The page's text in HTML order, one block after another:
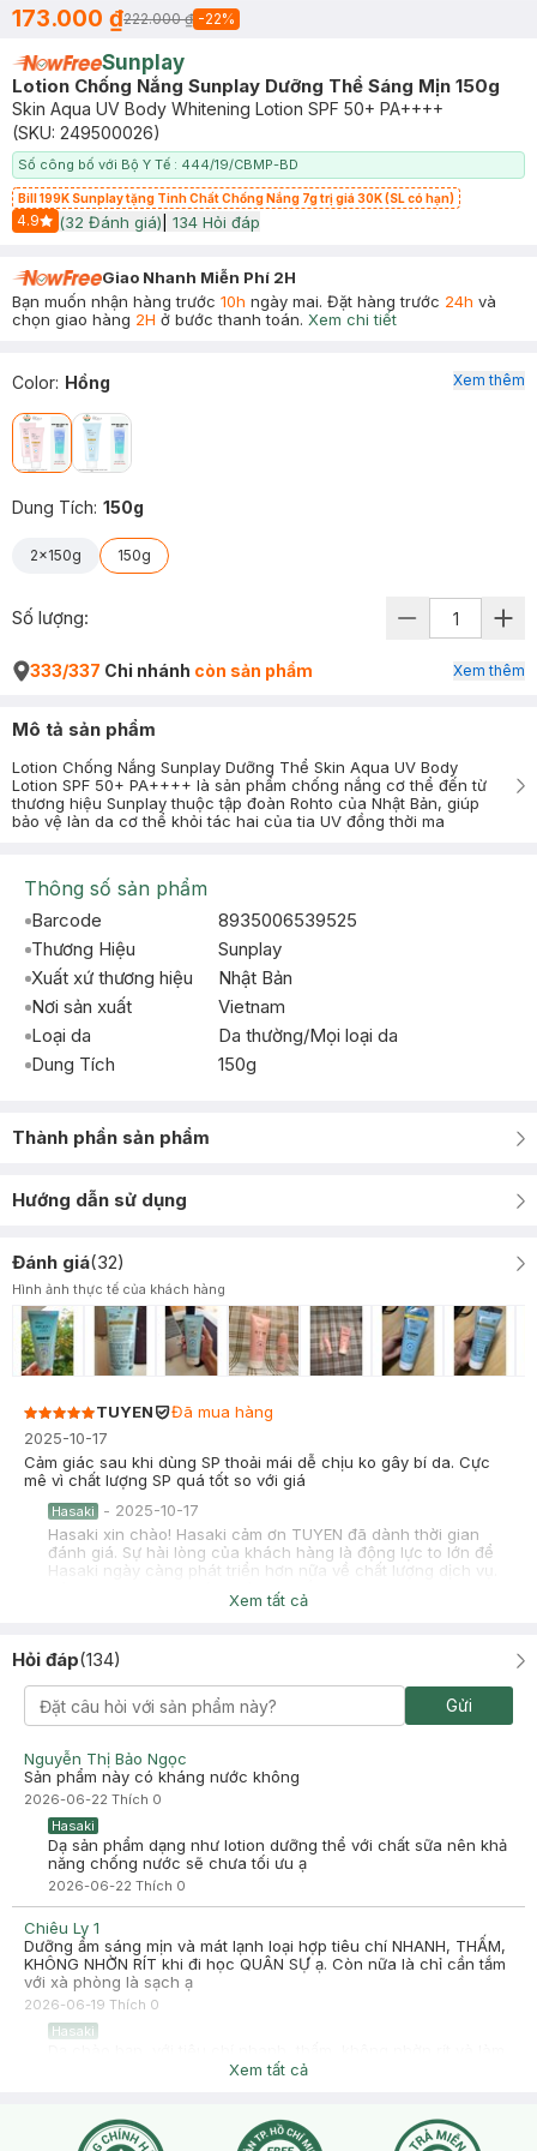
173.000 ₫222.000 ₫ -22%
Sunplay
Lotion Chống Nắng Sunplay Dưỡng Thể Sáng Mịn 150g
Skin Aqua UV Body Whitening Lotion SPF 50+ PA++++
(SKU: 249500026)
Số công bố với Bộ Y Tế : 444/19/CBMP-BD
Bill 199K Sunplay tặng Tinh Chất Chống Nắng 7g trị giá 30K (SL có hạn)
4.9
Start Icon
(32 Đánh giá) 134 Hỏi đáp
Giao Nhanh Miễn Phí 2H
Bạn muốn nhận hàng trước 10h ngày mai. Đặt hàng trước 24h và
chọn giao hàng 2H ở bước thanh toán. Xem chi tiết
Color: Hồng
Dung Tích: 150g
2x150g 150g
Xem thêm
Số lượng:
333/337 Chi nhánh còn sản phẩm Xem thêm
Mô tả sản phẩm
Lotion Chống Nắng Sunplay Dưỡng Thể Skin Aqua UV Body
Lotion SPF 50+ PA++++ là sản phẩm chống nắng cơ thể đến từ
thương hiệu Sunplay thuộc tập đoàn Rohto của Nhật Bản, giúp
bảo vệ làn da cơ thể khỏi tác hai của tia UV đồng thời ma
Thông số sản phẩm
Barcode
8935006539525
Thương Hiệu
Sunplay
Xuất xứ thương hiệu
Nhật Bản
Nơi sản xuất
Vietnam
Loại da
Da thường/Mọi loại da
Dung Tích
150g
Thành phần sản phẩm
Hướng dẫn sử dụng
Đánh giá(32)
Hình ảnh thực tế của khách hàng
TUYEN
Đã mua hàng
2025-10-17
Cảm giác sau khi dùng SP thoải mái dễ chịu ko gây bí da. Cực
mê vì chất lượng SP quá tốt so với giá
Hasaki - 2025-10-17
Hasaki xin chào! Hasaki cảm ơn TUYEN đã dành thời gian
đánh giá. Sự hài lòng của khách hàng là động lực to lớn để
Hasaki ngày càng phát triển hơn nữa về chất lượng dịch vụ.
Cảm ơn bạn đã tin tưởng và mua sắm tại Hasaki!
2025-06-28
nhẹ),k chống nước,chống nắng tốt.
Hasaki -2025-06-28
Hasaki xin chào! Hasaki cảm ơn Trần Ngân đã dành thời gian
đánh giá. Sự hài lòng của khách hàng là động lực to lớn để
Hasaki ngày càng phát triển hơn nữa về chất lượng dịch vụ.
Cảm ơn bạn đã tin tưởng và mua sắm tại Hasaki!
Xem tất cả
Hỏi đáp(134)
Gửi
Nguyễn Thị Bảo Ngọc
Sản phẩm này có kháng nước không
2026-06-22 Thích 0
Hasaki
Dạ sản phẩm dạng như lotion dưỡng thể với chất sữa nên khả
năng chống nước sẽ chưa tối ưu ạ
2026-06-22 Thích 0
Chiêu Ly 1
Dưỡng ẩm sáng mịn và mát lạnh loại hợp tiêu chí NHANH, THẤM,
KHÔNG NHỜN RÍT khi đi học QUÂN SỰ ạ. Còn nữa là chỉ cần tắm
với xà phòng là sạch ạ
2026-06-19 Thích 0
Hasaki
sáng mịn da, bạn có thể tham khảo các dòng sản phẩm
cảm giác mát lạnh và không gây bết dính, rất phù hợp để sử
dụng hàng ngày, kể cả khi đi học quân sự ạ. Về việc làm
Xem tất cả